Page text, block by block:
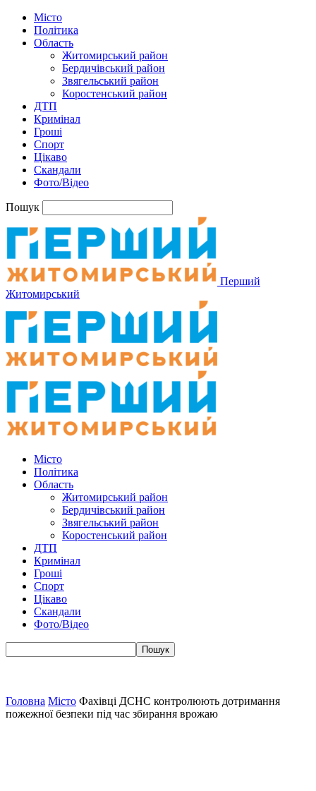
Місто
Політика
Область
Житомирський район
Бердичівський район
Звягельський район
Коростенський район
ДТП
Кримінал
Гроші
Спорт
Цікаво
Скандали
Фото/Відео
Пошук
Перший
Житомирський
Місто
Політика
Область
Житомирський район
Бердичівський район
Звягельський район
Коростенський район
ДТП
Кримінал
Гроші
Спорт
Цікаво
Скандали
Фото/Відео
Головна Місто Фахівці ДСНС контролюють дотримання
пожежної безпеки під час збирання врожаю